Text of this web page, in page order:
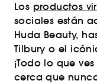
Los productos
sociales están
Huda Beauty,
Tilbury o el
¡Todo lo que
cerca que